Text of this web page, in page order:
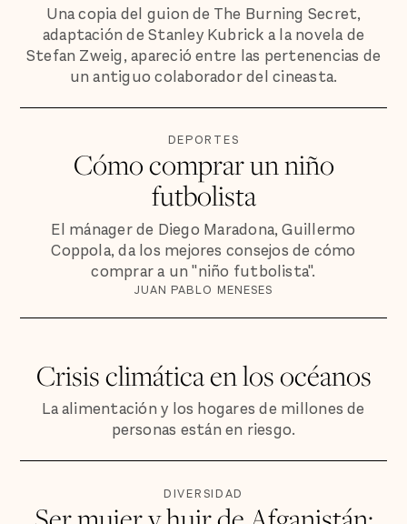
Una copia del guion de The Burning Secret,
adaptación de Stanley Kubrick a la novela de
Stefan Zweig, apareció entre las pertenencias de
un antiguo colaborador del cineasta.
DEPORTES
Cómo comprar un niño
futbolista
El mánager de Diego Maradona, Guillermo
Coppola, da los mejores consejos de cómo
comprar a un "niño futbolista".
JUAN PABLO MENESES
Crisis climática en los océanos
La alimentación y los hogares de millones de
personas están en riesgo.
DIVERSIDAD